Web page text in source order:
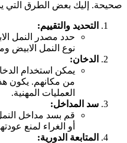
إليك بعض الطرق التي
التحديد والتقييم:
حدد مصدر النمل
نوع النمل الابيض
الدخان:
يمكن استخدام
من مكانهم. يكون
العمليات المهنية.
سد المداخل:
قم بسد مداخل
أو الغراء لمنع
المتابعة الدورية: